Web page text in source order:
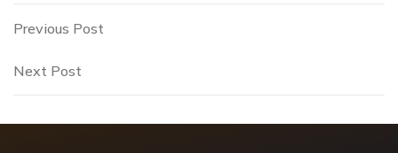
文
章
覽
Previous
Previous Post
Next
Next Post